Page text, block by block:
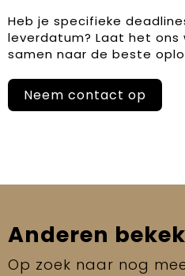
Heb je specifieke
leverdatum? Laat het ons
samen naar de beste
Neem contact op
Anderen
Op zoek naar nog